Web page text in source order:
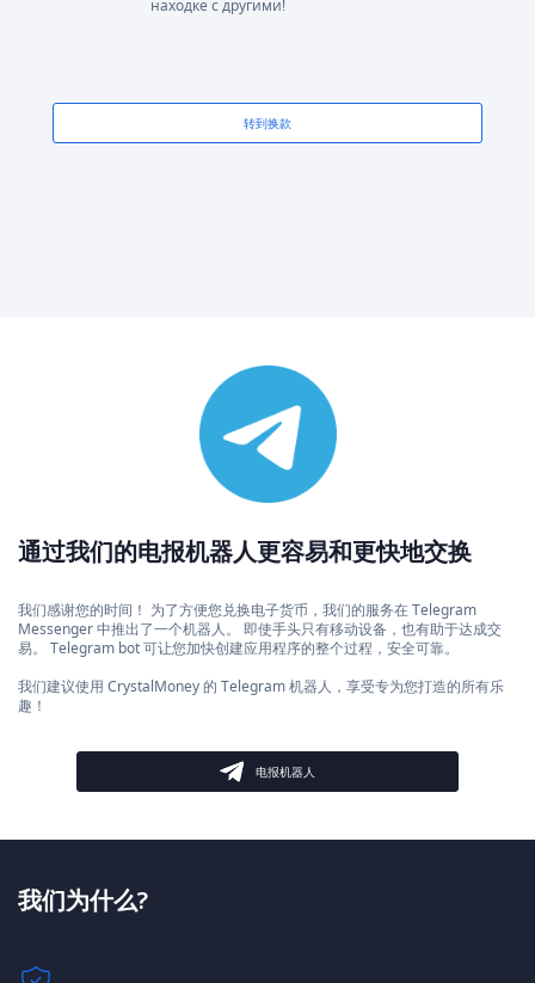
находке с другими!
转到换款
通过我们的电报机器人更容易和更快地交换
我们感谢您的时间！ 为了方便您兑换电子货币，我们的服务在 Telegram
Messenger 中推出了一个机器人。 即使手头只有移动设备，也有助于达成交
易。 Telegram bot 可让您加快创建应用程序的整个过程，安全可靠。
我们建议使用 CrystalMoney 的 Telegram 机器人，享受专为您打造的所有乐
趣！
电报机器人
我们为什么?